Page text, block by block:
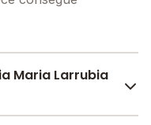
Maria Larrubia